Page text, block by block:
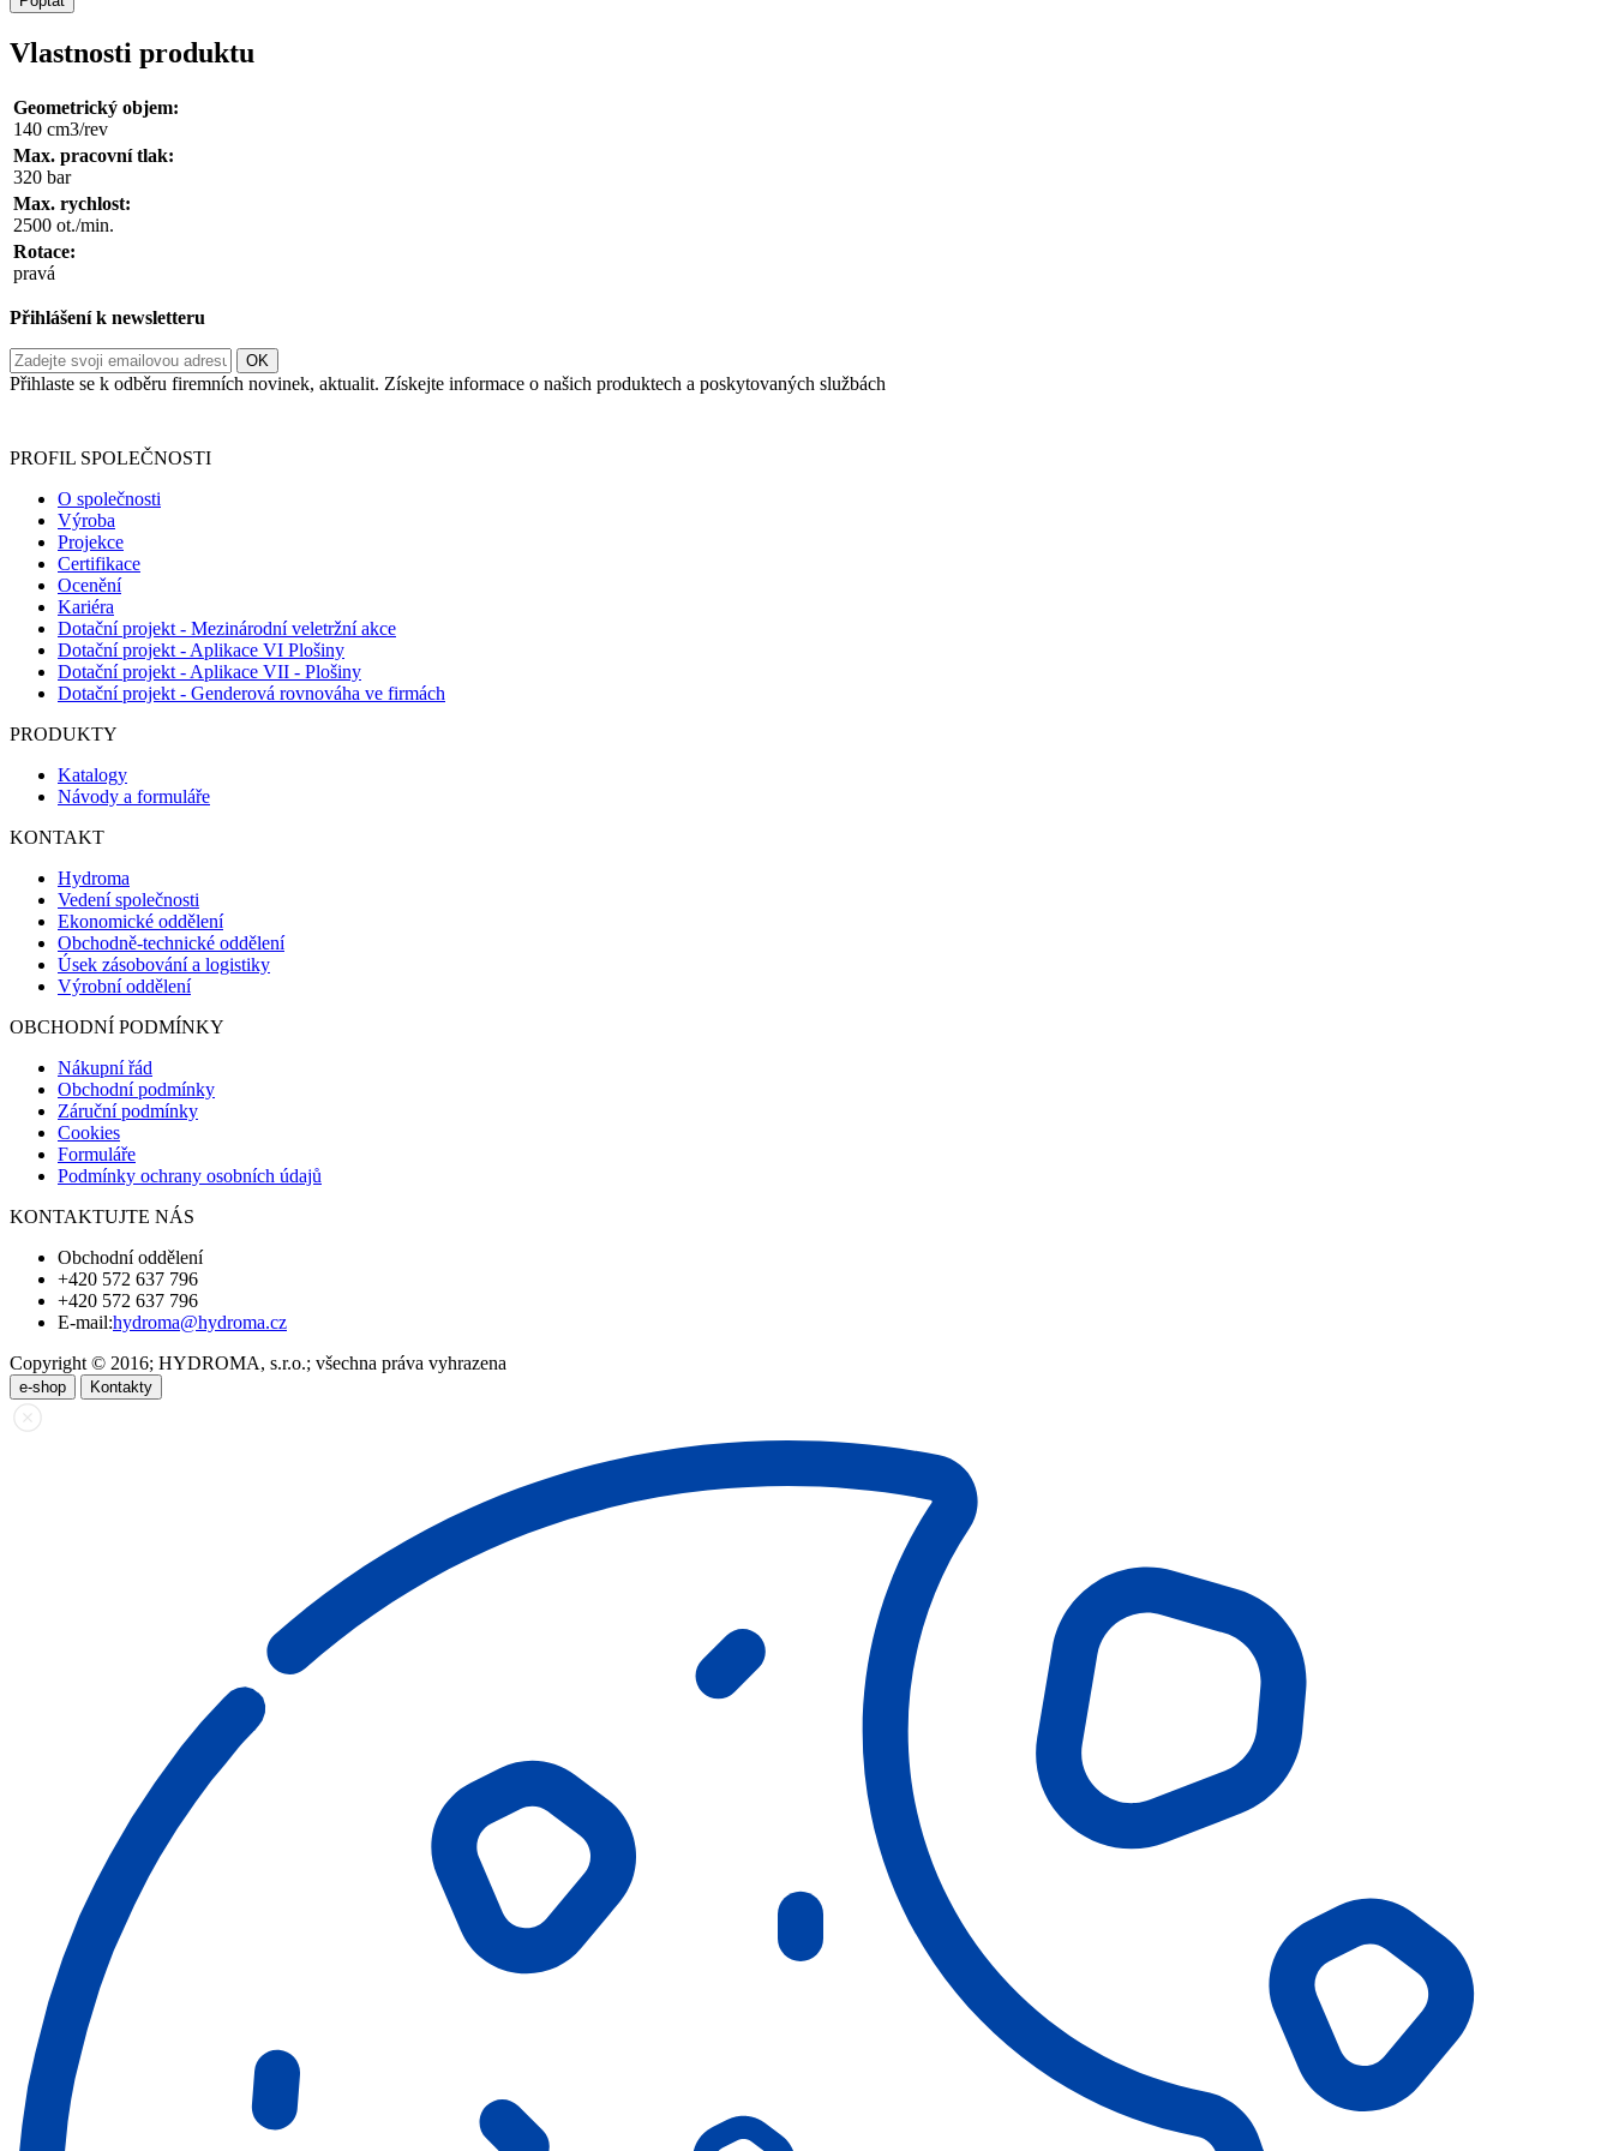
Vlastnosti produktu
Geometrický objem:
140 cm3/rev
Max. pracovní tlak:
320 bar
Max. rychlost:
2500 ot./min.
Rotace:
pravá
Přihlášení k newsletteru
Přihlaste se k odběru firemních novinek, aktualit. Získejte informace o našich produktech a poskytovaných službách
PROFIL SPOLEČNOSTI
O společnosti
Výroba
Projekce
Certifikace
Ocenění
Kariéra
Dotační projekt - Mezinárodní veletržní akce
Dotační projekt - Aplikace VI Plošiny
Dotační projekt - Aplikace VII - Plošiny
Dotační projekt - Genderová rovnováha ve firmách
PRODUKTY
Katalogy
Návody a formuláře
KONTAKT
Hydroma
Vedení společnosti
Ekonomické oddělení
Obchodně-technické oddělení
Úsek zásobování a logistiky
Výrobní oddělení
OBCHODNÍ PODMÍNKY
Nákupní řád
Obchodní podmínky
Záruční podmínky
Cookies
Formuláře
Podmínky ochrany osobních údajů
KONTAKTUJTE NÁS
Obchodní oddělení
+420 572 637 796
+420 572 637 796
E-mail:hydroma@hydroma.cz
Copyright © 2016; HYDROMA, s.r.o.; všechna práva vyhrazena
e-shop Kontakty